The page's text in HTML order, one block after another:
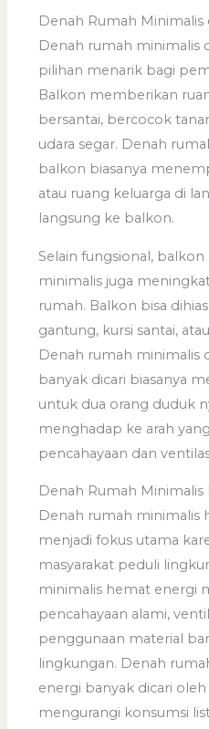
Denah Rumah
Denah rumah minimalis
pilihan menarik bagi
Balkon memberikan
bersantai, bercocok
udara segar. Denah
balkon biasanya
atau ruang keluarga di
langsung ke balkon.
Selain fungsional,
minimalis juga
rumah. Balkon bisa
gantung, kursi santai,
Denah rumah minimalis
banyak dicari biasanya
untuk dua orang duduk
menghadap ke arah
pencahayaan dan
Denah Rumah
Denah rumah minimalis
menjadi fokus utama
masyarakat peduli
minimalis hemat energi
pencahayaan alami,
penggunaan material
lingkungan. Denah
energi banyak dicari
mengurangi konsumsi